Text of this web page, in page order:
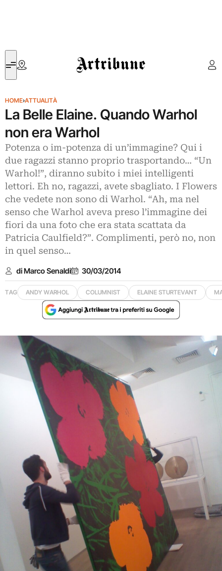
Artribune
HOME›ATTUALITÀ
La Belle Elaine. Quando Warhol
non era Warhol
Potenza o im-potenza di un’immagine? Qui i
due ragazzi stanno proprio trasportando… “Un
Warhol!”, diranno subito i miei intelligenti
lettori. Eh no, ragazzi, avete sbagliato. I Flowers
che vedete non sono di Warhol. “Ah, ma nel
senso che Warhol aveva preso l’immagine dei
fiori da una foto che era stata scattata da
Patricia Caulfield?”. Complimenti, però no, non
in quel senso…
di Marco Senaldi 30/03/2014
TAG ANDY WARHOL COLUMNIST ELAINE STURTEVANT